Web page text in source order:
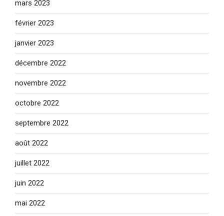
mars 2023
février 2023
janvier 2023
décembre 2022
novembre 2022
octobre 2022
septembre 2022
août 2022
juillet 2022
juin 2022
mai 2022